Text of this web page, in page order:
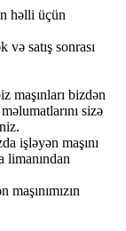
həlli üçün
satış sonrası
maşınları bizdən
sizə
işləyən maşını
limanından